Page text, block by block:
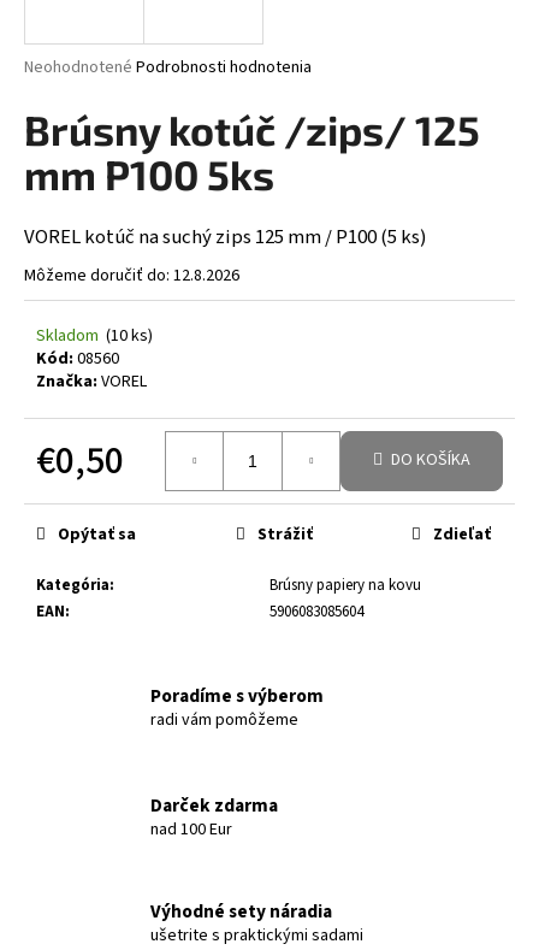
Priemerné hodnotenie produktu je 0,0 z 5 hviezdičiek.
Neohodnotené Podrobnosti hodnotenia
Brúsny kotúč /zips/ 125
mm P100 5ks
VOREL kotúč na suchý zips 125 mm / P100 (5 ks)
Môžeme doručiť do: 12.8.2026
Skladom (10 ks)
Kód: 08560
Značka: VOREL
€0,50 DO KOŠÍKA
Kategória:
Brúsny papiery na kovu
EAN: 5906083085604
Opýtať sa Strážiť Zdieľať
Poradíme s výberom
radi vám pomôžeme
Darček zdarma
nad 100 Eur
Výhodné sety náradia
ušetrite s praktickými sadami
j
ť
?
HĽADAŤ